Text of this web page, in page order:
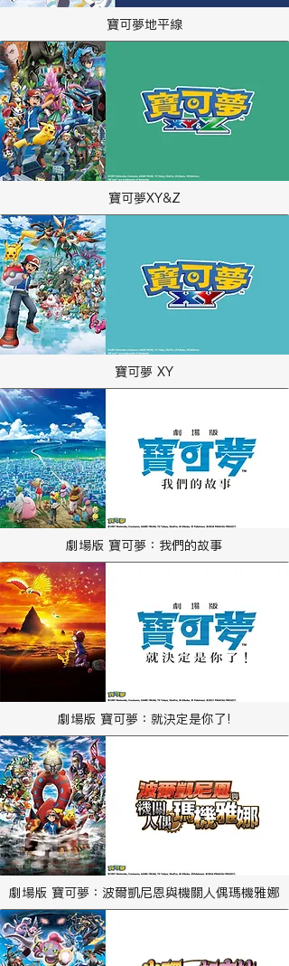
寶可夢地平線
寶可夢XY&Z
寶可夢 XY
劇場版 寶可夢：我們的故事
劇場版 寶可夢：就決定是你了!
劇場版 寶可夢：波爾凱尼恩與機關人偶瑪機雅娜